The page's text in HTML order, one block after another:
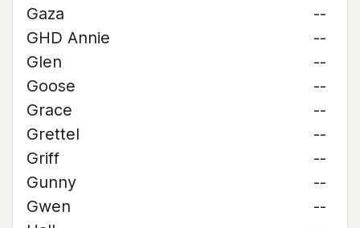
Gaza
--
GHD Annie
--
Glen
--
Goose
--
Grace
--
Grettel
--
Griff
--
Gunny
--
Gwen
--